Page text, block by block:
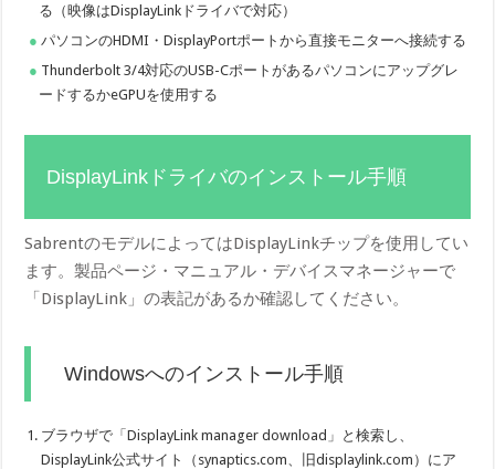
る（映像はDisplayLinkドライバで対応）
パソコンのHDMI・DisplayPortポートから直接モニターへ接続する
Thunderbolt 3/4対応のUSB-Cポートがあるパソコンにアップグレ
ードするかeGPUを使用する
DisplayLinkドライバのインストール手順
SabrentのモデルによってはDisplayLinkチップを使用してい
ます。製品ページ・マニュアル・デバイスマネージャーで
「DisplayLink」の表記があるか確認してください。
Windowsへのインストール手順
ブラウザで「DisplayLink manager download」と検索し、
DisplayLink公式サイト（synaptics.com、旧displaylink.com）にア